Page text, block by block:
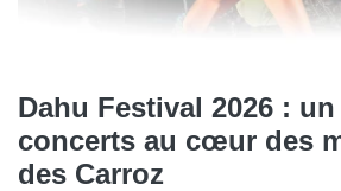
Dahu Festival 2026 :
concerts au cœur des
des Carroz